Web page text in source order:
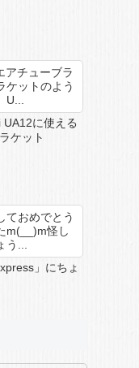
アチューブラ
ケットのよう
に使える
ケット
ておめでとう
m(__)m怪し
...
」にちょ